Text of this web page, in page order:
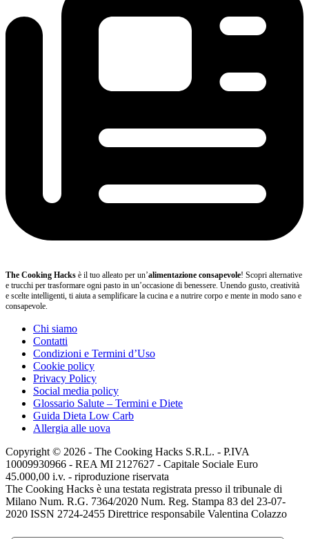
The Cooking Hacks è il tuo alleato per un’alimentazione consapevole! Scopri alternative
e trucchi per trasformare ogni pasto in un’occasione di benessere. Unendo gusto, creatività
e scelte intelligenti, ti aiuta a semplificare la cucina e a nutrire corpo e mente in modo sano e
consapevole.
Chi siamo
Contatti
Condizioni e Termini d’Uso
Cookie policy
Privacy Policy
Social media policy
Glossario Salute – Termini e Diete
Guida Dieta Low Carb
Allergia alle uova
Copyright © 2026 - The Cooking Hacks S.R.L. - P.IVA
10009930966 - REA MI 2127627 - Capitale Sociale Euro
45.000,00 i.v. - riproduzione riservata
The Cooking Hacks è una testata registrata presso il tribunale di
Milano Num. R.G. 7364/2020 Num. Reg. Stampa 83 del 23-07-
2020 ISSN 2724-2455 Direttrice responsabile Valentina Colazzo